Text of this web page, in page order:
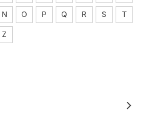
N O P Q R S T
Z